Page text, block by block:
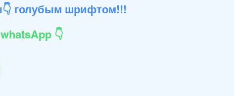
голубым шрифтом!!!
👇